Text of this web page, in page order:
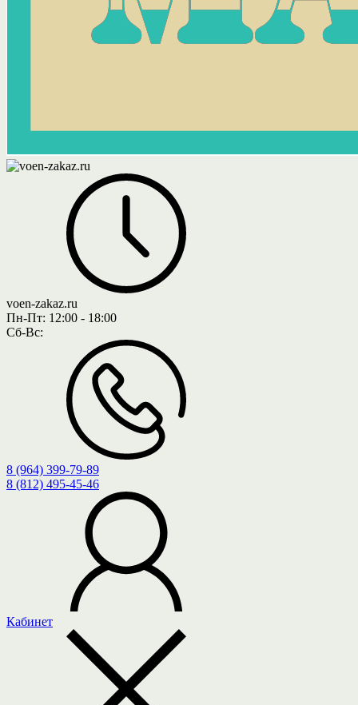
voen-zakaz.ru
Пн-Пт: 12:00 - 18:00
Сб-Вс:
8 (964) 399-79-89
8 (812) 495-45-46
Кабинет